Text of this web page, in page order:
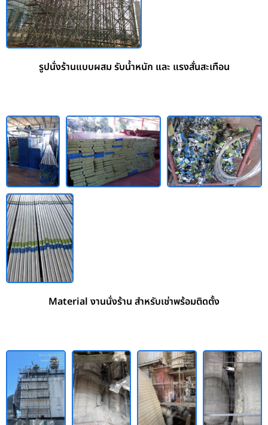
รูปนั่งร้านแบบผสม รับน้ำหนัก และ แรงสั่นสะเทือน
Material งานนั่งร้าน สำหรับเช่าพร้อมติดตั้ง